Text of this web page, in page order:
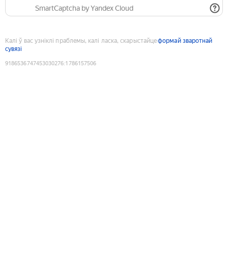
SmartCaptcha by Yandex Cloud
Калі ў вас узніклі праблемы, калі ласка, скарыстайцеформай зваротнай
сувязі
9186536747453030276:1786157506